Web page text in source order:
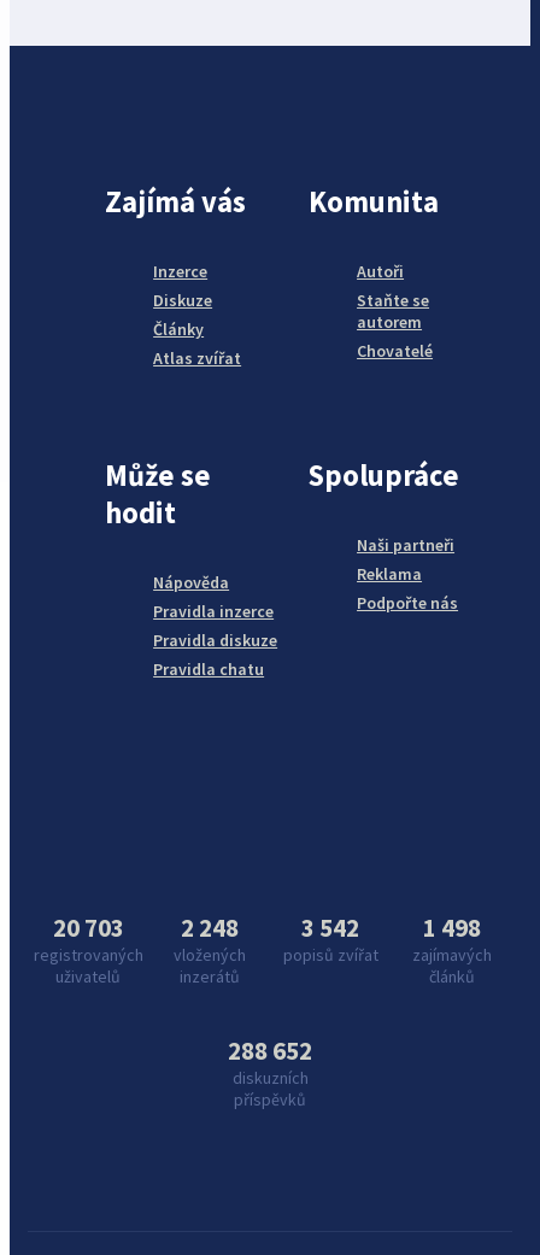
Zajímá vás
Inzerce
Diskuze
Články
Atlas zvířat
Komunita
Autoři
Staňte se
autorem
Chovatelé
Může se
hodit
Nápověda
Pravidla inzerce
Pravidla diskuze
Pravidla chatu
Spolupráce
Naši partneři
Reklama
Podpořte nás
20 703
registrovaných
uživatelů
2 248
vložených
inzerátů
3 542
popisů zvířat
1 498
zajímavých
článků
288 652
diskuzních
příspěvků